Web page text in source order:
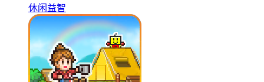
休闲益智